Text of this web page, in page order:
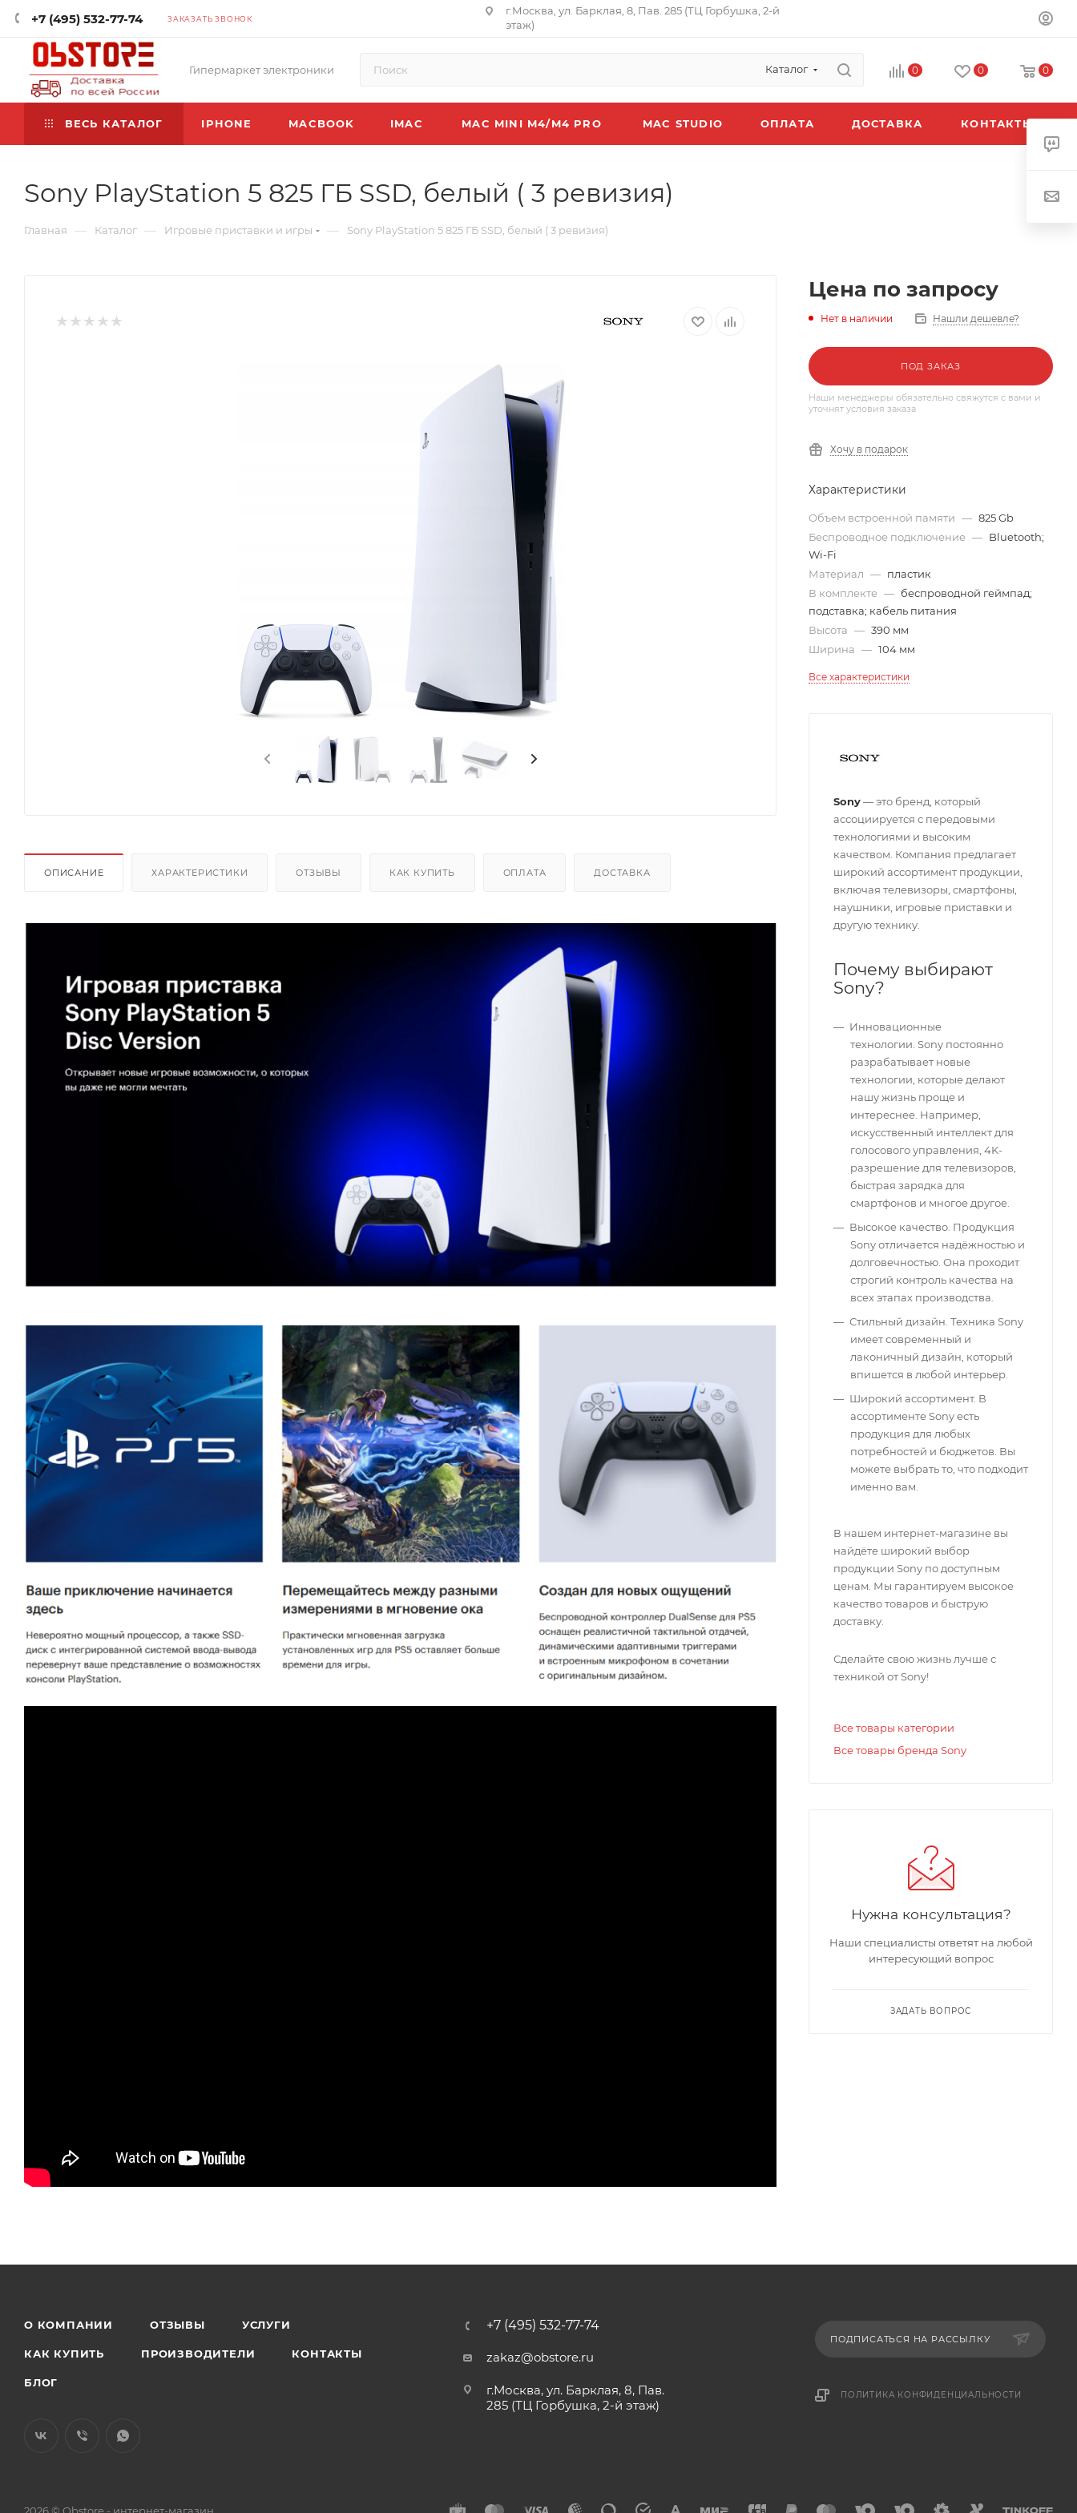
+7 (495) 532-77-74 ЗАКАЗАТЬ ЗВОНОК
г.Москва, ул. Барклая, 8, Пав. 285 (ТЦ Горбушка, 2-й
этаж)
Гипермаркет электроники Каталог 0 0 0
ВЕСЬ КАТАЛОГ IPHONE MACBOOK IMAC MAC MINI M4/M4 PRO MAC STUDIO ОПЛАТА ДОСТАВКА КОНТАКТЫ
Sony PlayStation 5 825 ГБ SSD, белый ( 3 ревизия)
Главная — Каталог — Игровые приставки и игры — Sony PlayStation 5 825 ГБ SSD, белый ( 3 ревизия)
ОПИСАНИЕ ХАРАКТЕРИСТИКИ ОТЗЫВЫ КАК КУПИТЬ ОПЛАТА ДОСТАВКА
Цена по запросу
Нет в наличии Нашли дешевле?
ПОД ЗАКАЗ
Наши менеджеры обязательно свяжутся с вами и
уточнят условия заказа
Хочу в подарок
Характеристики
Объем встроенной памяти — 825 Gb
Беспроводное подключение — Bluetooth;
Wi-Fi
Материал — пластик
В комплекте — беспроводной геймпад;
подставка; кабель питания
Высота — 390 мм
Ширина — 104 мм
Все характеристики
Sony— это бренд, который
ассоциируется с передовыми
технологиями и высоким
качеством. Компания предлагает
широкий ассортимент продукции,
включая телевизоры, смартфоны,
наушники, игровые приставки и
другую технику.
Почему выбирают
Sony?
Инновационные
технологии. Sony постоянно
разрабатывает новые
технологии, которые делают
нашу жизнь проще и
интереснее. Например,
искусственный интеллект для
голосового управления, 4K-
разрешение для телевизоров,
быстрая зарядка для
смартфонов и многое другое.
Высокое качество. Продукция
Sony отличается надёжностью и
долговечностью. Она проходит
строгий контроль качества на
всех этапах производства.
Стильный дизайн. Техника Sony
имеет современный и
лаконичный дизайн, который
впишется в любой интерьер.
Широкий ассортимент. В
ассортименте Sony есть
продукция для любых
потребностей и бюджетов. Вы
можете выбрать то, что подходит
именно вам.
В нашем интернет-магазине вы
найдёте широкий выбор
продукции Sony по доступным
ценам. Мы гарантируем высокое
качество товаров и быструю
доставку.
Сделайте свою жизнь лучше с
техникой от Sony!
Все товары категории
Все товары бренда Sony
Нужна консультация?
Наши специалисты ответят на любой
интересующий вопрос
ЗАДАТЬ ВОПРОС
О КОМПАНИИ ОТЗЫВЫ УСЛУГИ
КАК КУПИТЬ ПРОИЗВОДИТЕЛИ КОНТАКТЫ
БЛОГ
+7 (495) 532-77-74
zakaz@obstore.ru
г.Москва, ул. Барклая, 8, Пав.
285 (ТЦ Горбушка, 2-й этаж)
ПОДПИСАТЬСЯ НА РАССЫЛКУ
ПОЛИТИКА КОНФИДЕНЦИАЛЬНОСТИ